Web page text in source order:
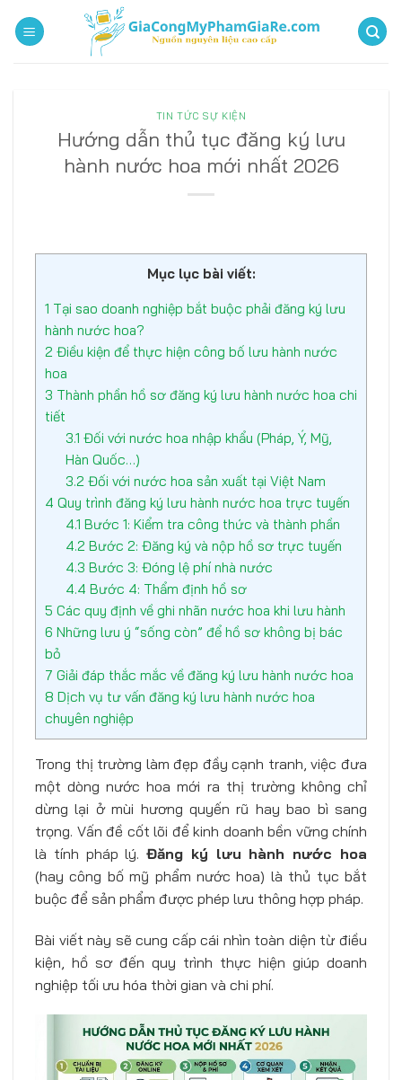
qua
TIN TỨC SỰ KIỆN
Hướng dẫn thủ tục đăng ký lưu
hành nước hoa mới nhất 2026
Mục lục bài viết:
1 Tại sao doanh nghiệp bắt buộc phải đăng ký lưu
hành nước hoa?
2 Điều kiện để thực hiện công bố lưu hành nước
hoa
3 Thành phần hồ sơ đăng ký lưu hành nước hoa chi
tiết
3.1 Đối với nước hoa nhập khẩu (Pháp, Ý, Mỹ,
Hàn Quốc…)
3.2 Đối với nước hoa sản xuất tại Việt Nam
4 Quy trình đăng ký lưu hành nước hoa trực tuyến
4.1 Bước 1: Kiểm tra công thức và thành phần
4.2 Bước 2: Đăng ký và nộp hồ sơ trực tuyến
4.3 Bước 3: Đóng lệ phí nhà nước
4.4 Bước 4: Thẩm định hồ sơ
5 Các quy định về ghi nhãn nước hoa khi lưu hành
6 Những lưu ý “sống còn” để hồ sơ không bị bác
bỏ
7 Giải đáp thắc mắc về đăng ký lưu hành nước hoa
8 Dịch vụ tư vấn đăng ký lưu hành nước hoa
chuyên nghiệp
Trong thị trường làm đẹp đầy cạnh tranh, việc đưa
một dòng nước hoa mới ra thị trường không chỉ
dừng lại ở mùi hương quyến rũ hay bao bì sang
trọng. Vấn đề cốt lõi để kinh doanh bền vững chính
là tính pháp lý.Đăng ký lưu hành nước hoa
(hay công bố mỹ phẩm nước hoa) là thủ tục bắt
buộc để sản phẩm được phép lưu thông hợp pháp.
Bài viết này sẽ cung cấp cái nhìn toàn diện từ điều
kiện, hồ sơ đến quy trình thực hiện giúp doanh
nghiệp tối ưu hóa thời gian và chi phí.